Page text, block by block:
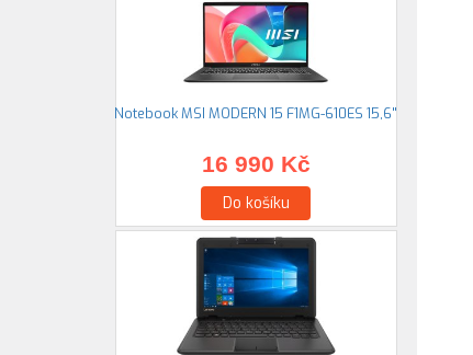
Notebook MSI MODERN 15 F1MG-610ES 15,6"
16 990 Kč
Do košíku